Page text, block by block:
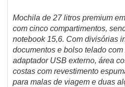
Mochila de 27 litros premium
com cinco compartimentos,
notebook 15,6. Com divisórias
documentos e bolso telado
adaptador USB externo, área
costas com revestimento
para malas de viagem e duas